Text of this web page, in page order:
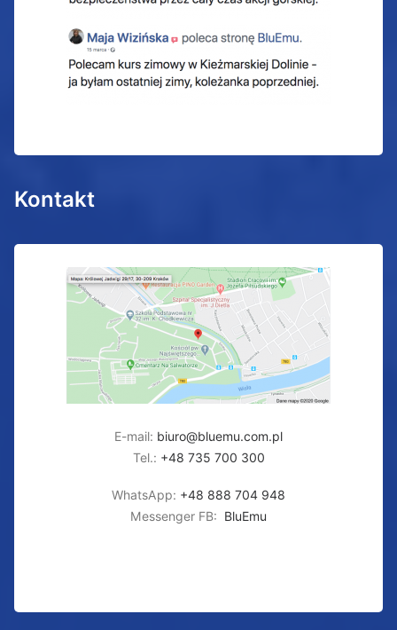
Kontakt
E-mail: biuro@bluemu.com.pl
Tel.: +48 735 700 300
WhatsApp: +48 888 704 948
Messenger FB: BluEmu